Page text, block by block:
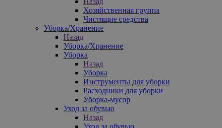
Хозяйственная группа
Чистящие средства
Уборка/Хранение
Назад
Уборка/Хранение
Уборка
Назад
Уборка
Инструменты для уборки
Расходники для уборки
Уборка-мусор
Уход за обувью
Назад
Уход за обувью